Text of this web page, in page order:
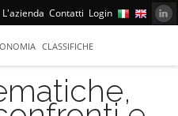
L'azienda Contatti Login
CLASSIFICHE